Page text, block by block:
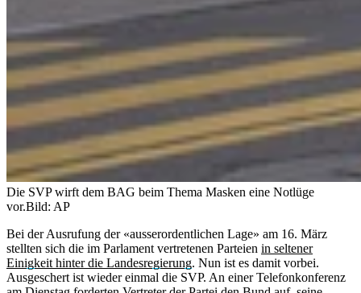
Die SVP wirft dem BAG beim Thema Masken eine Notlüge
vor.Bild: AP
Bei der Ausrufung der «ausserordentlichen Lage» am 16. März
stellten sich die im Parlament vertretenen Parteien in seltener
Einigkeit hinter die Landesregierung. Nun ist es damit vorbei.
Ausgeschert ist wieder einmal die SVP. An einer Telefonkonferenz